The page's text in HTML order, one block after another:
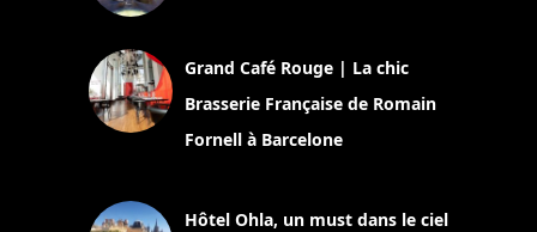
Grand Café Rouge | La chic
Brasserie Française de Romain
Fornell à Barcelone
Hôtel Ohla, un must dans le ciel